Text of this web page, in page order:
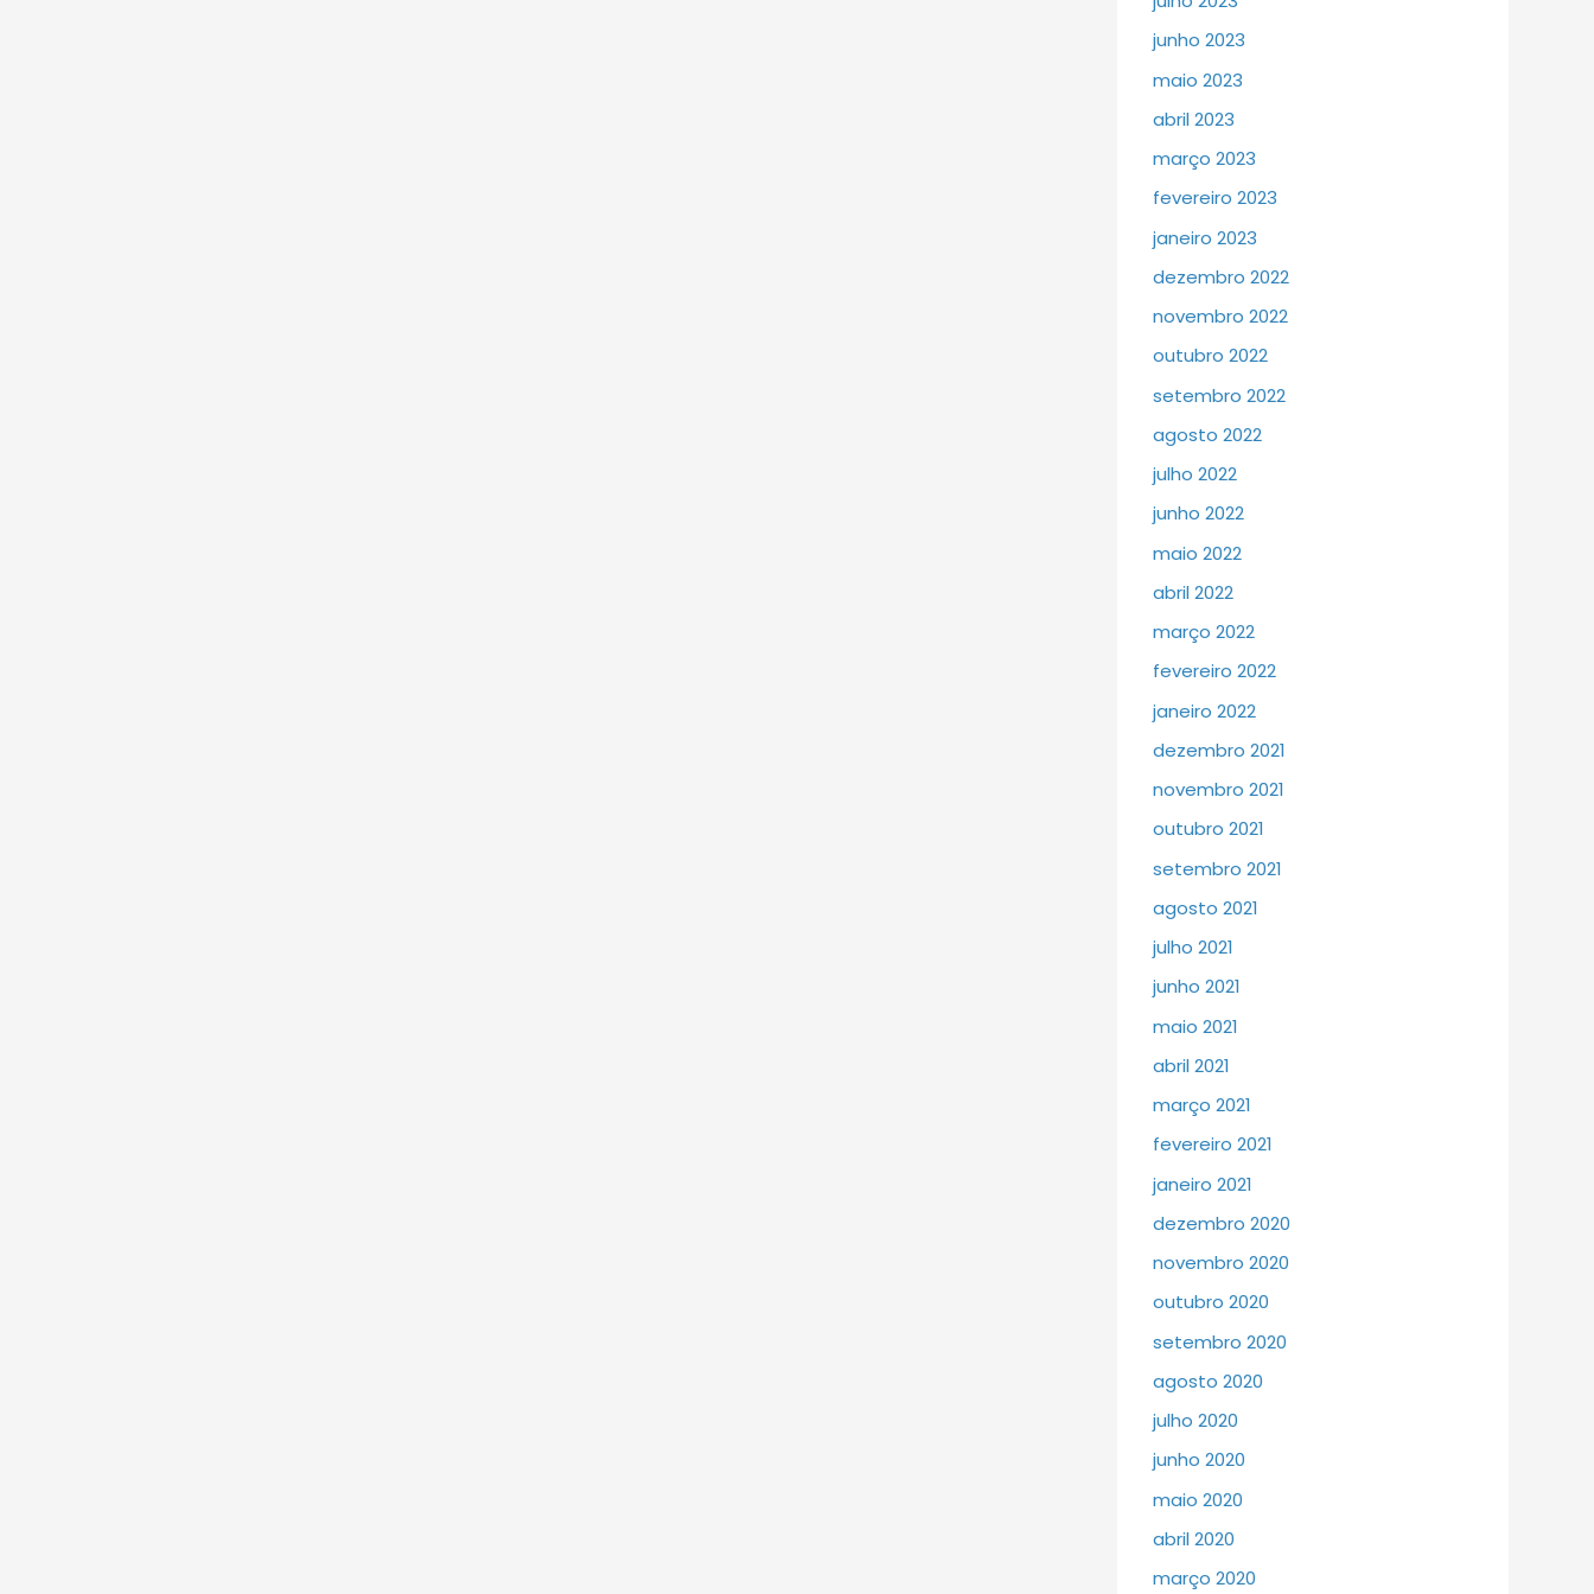
junho 2023
maio 2023
abril 2023
março 2023
fevereiro 2023
janeiro 2023
dezembro 2022
novembro 2022
outubro 2022
setembro 2022
agosto 2022
julho 2022
junho 2022
maio 2022
abril 2022
março 2022
fevereiro 2022
janeiro 2022
dezembro 2021
novembro 2021
outubro 2021
setembro 2021
agosto 2021
julho 2021
junho 2021
maio 2021
abril 2021
março 2021
fevereiro 2021
janeiro 2021
dezembro 2020
novembro 2020
outubro 2020
setembro 2020
agosto 2020
julho 2020
junho 2020
maio 2020
abril 2020
março 2020